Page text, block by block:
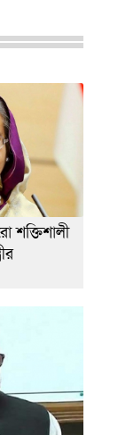
শক্তিশালী